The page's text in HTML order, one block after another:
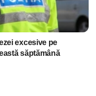
excesive pe
săptămână